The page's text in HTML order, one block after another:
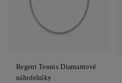
Regent Tennis Diamantové
náhrdelníky